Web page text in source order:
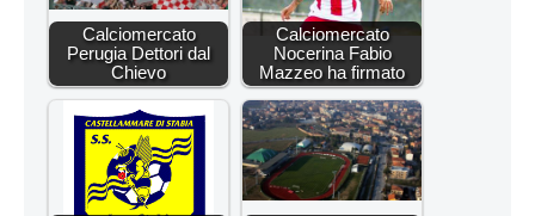
Calciomercato
Perugia Dettori dal
Chievo
Calciomercato
Nocerina Fabio
Mazzeo ha firmato